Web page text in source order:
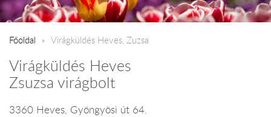
Főoldal Virágküldés Heves, Zuzsa
Virágküldés Heves
Zsuzsa virágbolt
3360 Heves, Gyöngyösi út 64.